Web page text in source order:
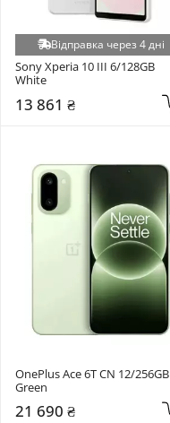
Відправка через 4 дні
Sony Xperia 10 III 6/128GB
White
13 861 ₴
OnePlus Ace 6T CN 12/256GB
Green
21 690 ₴